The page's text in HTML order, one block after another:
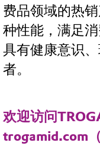
费品领域的热
种性能，满足
具有健康意识
者。
欢迎访问
trogamid.com（